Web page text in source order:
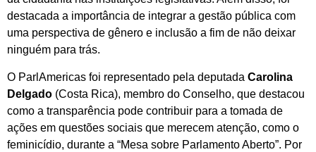
destacada a importância de integrar a gestão pública com
uma perspectiva de gênero e inclusão a fim de não deixar
ninguém para trás.
O ParlAmericas foi representado pela deputada Carolina
Delgado (Costa Rica), membro do Conselho, que destacou
como a transparência pode contribuir para a tomada de
ações em questões sociais que merecem atenção, como o
feminicídio, durante a “Mesa sobre Parlamento Aberto”. Por